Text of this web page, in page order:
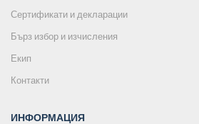
Сертификати и декларации
Бърз избор и изчисления
Екип
Контакти
ИНФОРМАЦИЯ